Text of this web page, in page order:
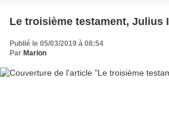
Le troisième testament, Julius I
Publié le 05/03/2019 à 08:54
Par Marion